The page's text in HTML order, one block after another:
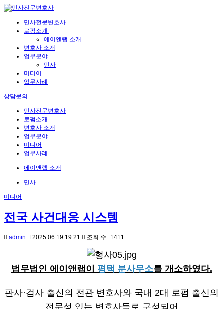
민사전문변호사
로펌소개
에이앤랩 소개
변호사 소개
업무분야
민사
미디어
업무사례
상담문의
민사전문변호사
로펌소개
변호사 소개
업무분야
미디어
업무사례
에이앤랩 소개
민사
미디어
전국 사건대응 시스템
admin 2025.06.19 19:21 조회 수 : 1411
법무법인 에이앤랩이 평택 분사무소를 개소하였다.
판사·검사 출신의 전관 변호사와 국내 2대 로펌 출신의
전문성 있는 변호사들로 구성되어